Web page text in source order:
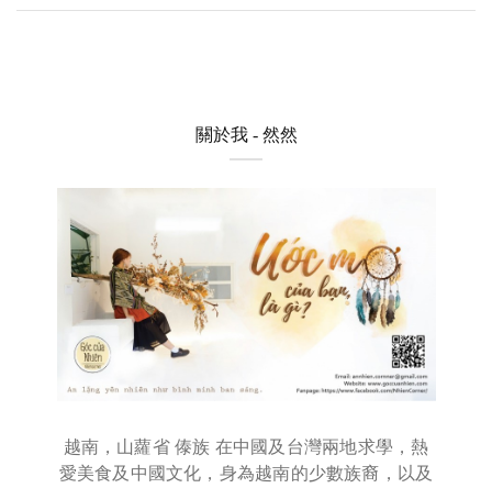
關於我 - 然然
越南，山蘿省 傣族 在中國及台灣兩地求學，熱
愛美食及中國文化，身為越南的少數族裔，以及